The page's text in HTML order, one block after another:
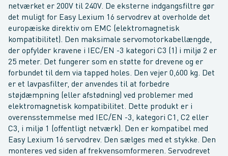
netværket er 200V til 240V. De eksterne indgangsfiltre gør
det muligt for Easy Lexium 16 servodrev at overholde det
europæiske direktiv om EMC (elektromagnetisk
kompatibilitet). Den maksimale servomotorkabellængde,
der opfylder kravene i IEC/EN -3 kategori C3 (1) i miljø 2 er
25 meter. Det fungerer som en støtte for drevene og er
forbundet til dem via tapped holes. Den vejer 0,600 kg. Det
er et lavpasfilter, der anvendes til at forbedre
støjdæmpning (eller afstødning) ved problemer med
elektromagnetisk kompatibilitet. Dette produkt er i
overensstemmelse med IEC/EN -3, kategori C1, C2 eller
C3, i miljø 1 (offentligt netværk). Den er kompatibel med
Easy Lexium 16 servodrev. Den sælges med et stykke. Den
monteres ved siden af frekvensomformeren. Servodrevet